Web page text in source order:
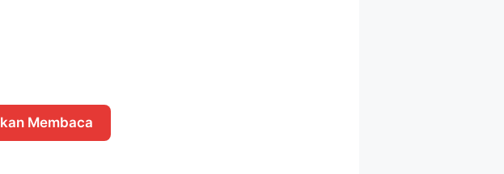
Kredit Perumahan (SJKP) ini dijangka akan
Membaca